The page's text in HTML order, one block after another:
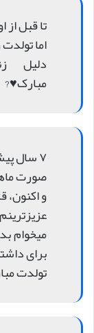
تا قبل
اما
دلیل
مبارک♥️?
۷ سال پیش ،چشمهای خوشکل و معصومت
صورت
و
میخوام
برای
تولدت